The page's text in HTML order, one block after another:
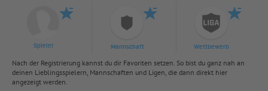
Spieler Mannschaft Wettbewerb
Nach der Registrierung kannst du dir Favoriten setzen. So bist du ganz nah an
deinen Lieblingsspielern, Mannschaften und Ligen, die dann direkt hier
angezeigt werden.